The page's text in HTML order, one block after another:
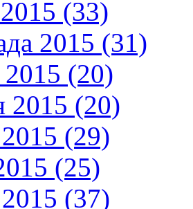
(33)
2015 (31)
(20)
2015 (20)
(29)
(25)
(37)